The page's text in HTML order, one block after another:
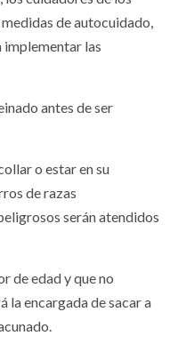
de autocuidado,
implementar las
antes de ser
o estar en su
de razas
serán atendidos
de edad y que no
la encargada de sacar a